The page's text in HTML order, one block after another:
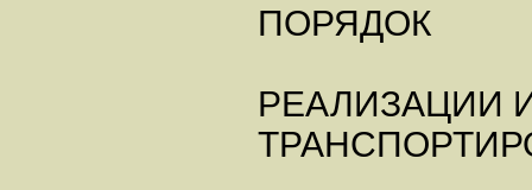
ПОРЯДОК
РЕАЛИЗАЦИИ